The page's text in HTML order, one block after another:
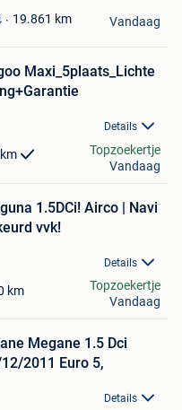
19.861 km Vandaag
Maxi_5plaats_Lichte
Details
km
Topzoekertje
Vandaag
1.5DCi! Airco | Navi
vvk!
Details
km
Topzoekertje
Vandaag
Megane 1.5 Dci
2011 Euro 5,
Details